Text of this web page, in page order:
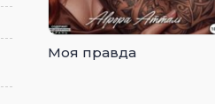
Моя правда